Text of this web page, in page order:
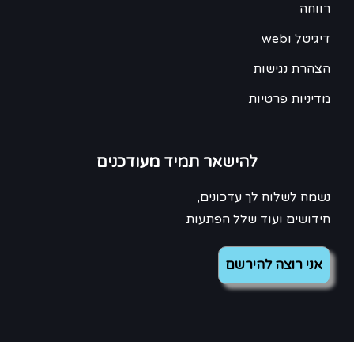
רווחה
דיגיטל וweb
הצהרת נגישות
מדיניות פרטיות
להישאר תמיד מעודכנים
נשמח לשלוח לך עדכונים,
חידושים ועוד שלל הפתעות